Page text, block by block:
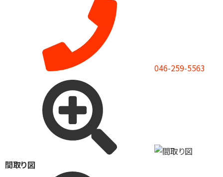
046-259-5563
間取り図